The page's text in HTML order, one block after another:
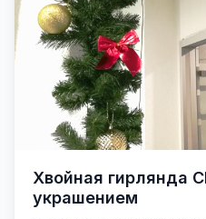
Хвойная гирлянда
украшением